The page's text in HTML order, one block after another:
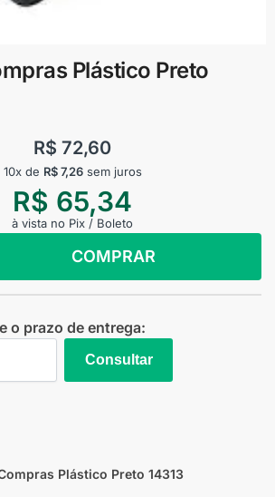
Plástico Preto
R$ 72,60
10x de R$7,26 sem juros
R$ 65,34
à vista no Pix / Boleto
COMPRAR
o prazo de entrega:
Consultar
Plástico Preto 14313